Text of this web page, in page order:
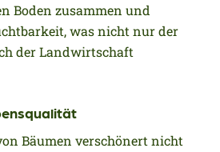
Boden zusammen und
was nicht nur der
der Landwirtschaft
Bäumen verschönert nicht